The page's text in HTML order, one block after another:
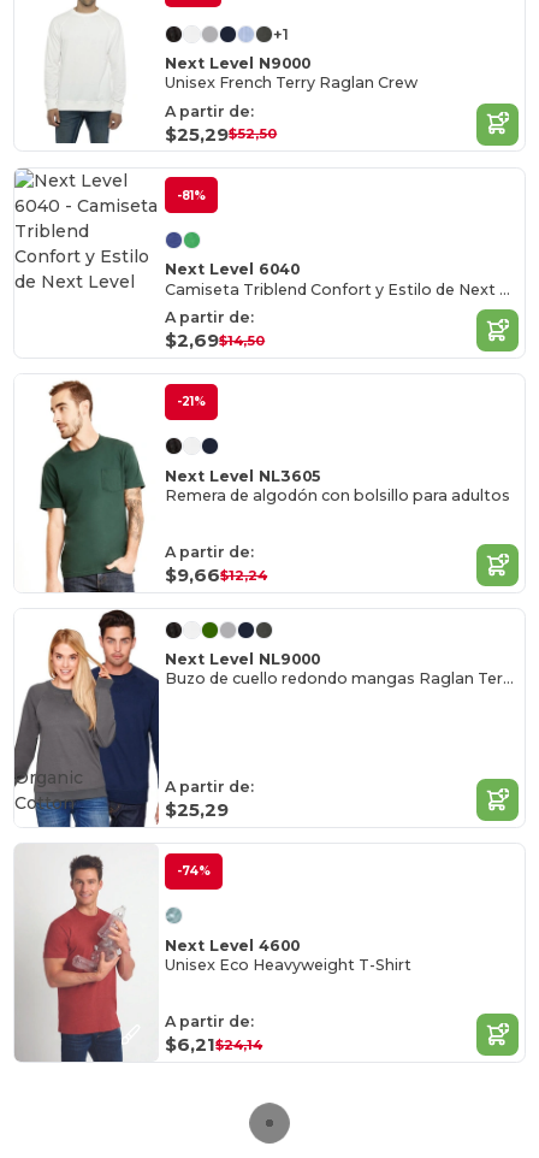
+1
Next Level N9000
Unisex French Terry Raglan Crew
A partir de:
$25,29$52,50
-81%
Next Level 6040
Camiseta Triblend Confort y Estilo de Next Level
A partir de:
$2,69$14,50
-21%
Next Level NL3605
Remera de algodón con bolsillo para adultos
A partir de:
$9,66$12,24
Next Level NL9000
Buzo de cuello redondo mangas Raglan Terry Unisex
A partir de:
$25,29
Organic
Cotton
-74%
Next Level 4600
Unisex Eco Heavyweight T-Shirt
A partir de:
$6,21$24,14